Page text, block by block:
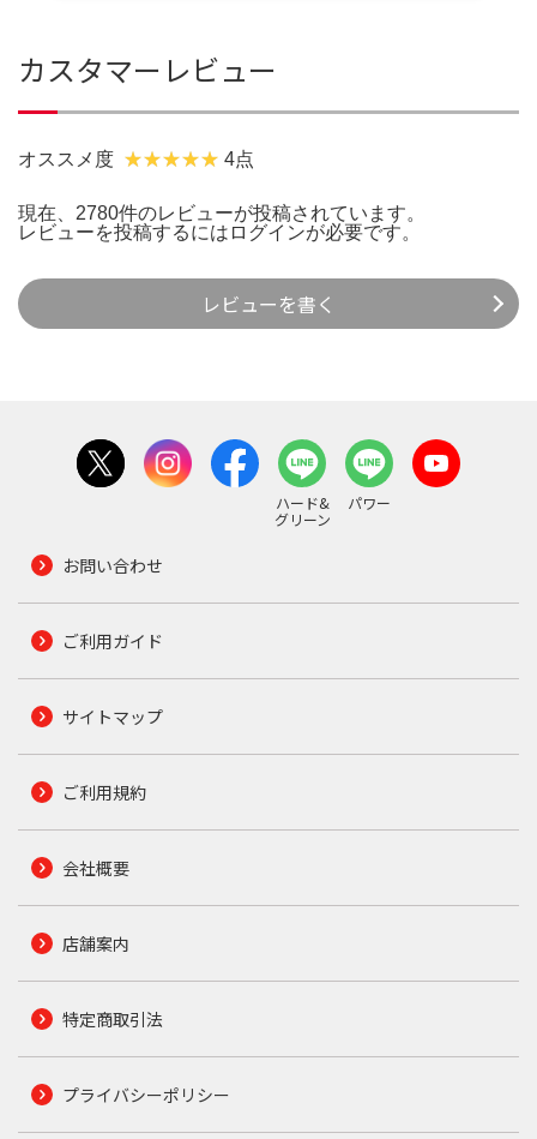
カスタマーレビュー
オススメ度 4点
現在、2780件のレビューが投稿されています。
レビューを投稿するには ログインが必要です。
レビューを書く
ハード&
グリーン
パワー
お問い合わせ
ご利用ガイド
サイトマップ
ご利用規約
会社概要
店舗案内
特定商取引法
プライバシーポリシー